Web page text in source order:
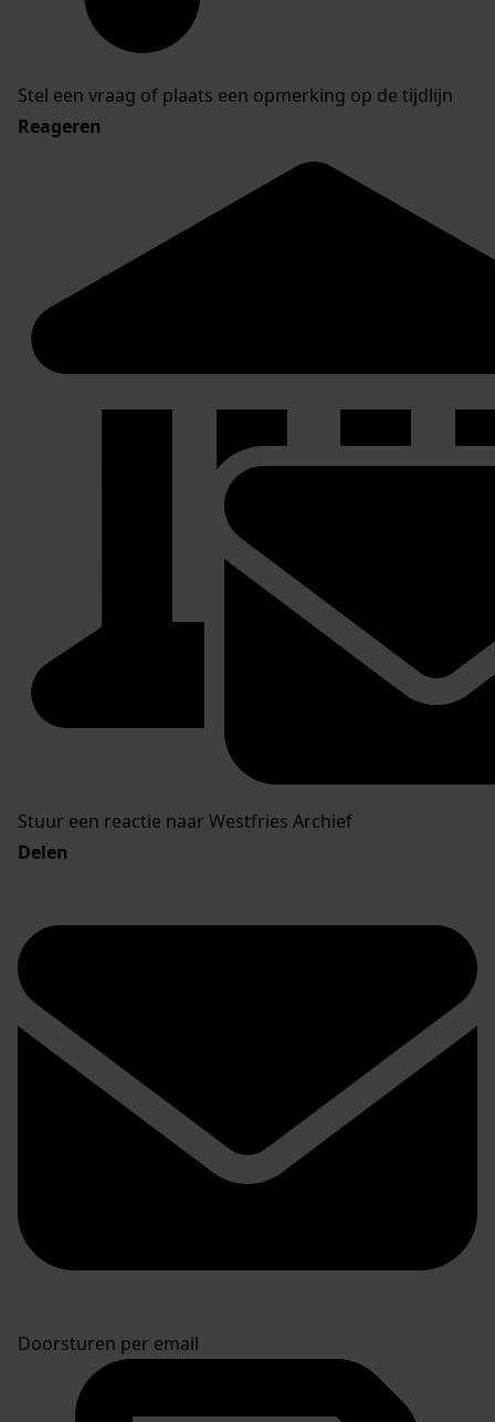
Stel een vraag of plaats een opmerking op de tijdlijn
Reageren
Stuur een reactie naar Westfries Archief
Delen
Doorsturen per email